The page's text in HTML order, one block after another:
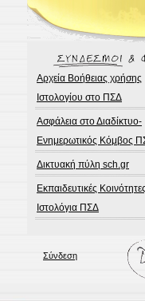
Αρχεία Βοήθειας χρήσης
Ιστολογίου στο ΠΣΔ
Ασφάλεια στο Διαδίκτυο-
Ενημερωτικός Κόμβος
Δικτυακή πύλη sch.gr
Εκπαιδευτικές
Ιστολόγια ΠΣΔ
Σύνδεση